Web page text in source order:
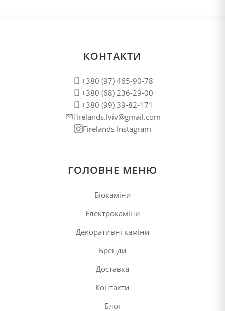
КОНТАКТИ
+380 (97) 465-90-78
+380 (68) 236-29-00
+380 (99) 39-82-171
firelands.lviv@gmail.com
Firelands Instagram
ГОЛОВНЕ МЕНЮ
Біокаміни
Електрокаміни
Декоративні каміни
Бренди
Доставка
Контакти
Блог